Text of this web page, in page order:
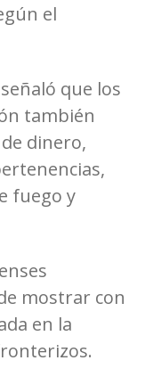
el
que los
también
dinero,
fuego y
mostrar con
en la